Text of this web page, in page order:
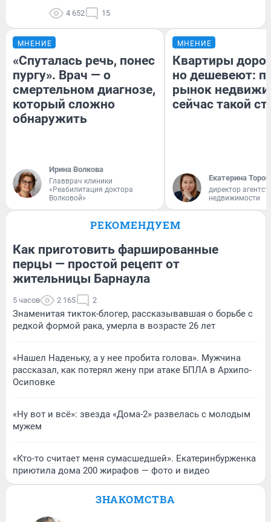
4 652 15
МНЕНИЕ
«Спуталась речь, понес
пургу». Врач — о
смертельном диагнозе,
который сложно
обнаружить
Ирина Волкова
Главврач клиники
«Реабилитация доктора
Волковой»
МНЕНИЕ
Квартиры
но дешевеют:
рынок
сейчас такой
Екатерина
директор
недвижимости
РЕКОМЕНДУЕМ
Как приготовить фаршированные
перцы — простой рецепт от
жительницы Барнаула
5 часов 2 165 2
Знаменитая тикток-блогер, рассказывавшая о борьбе с
редкой формой рака, умерла в возрасте 26 лет
«Нашел Наденьку, а у нее пробита голова». Мужчина
рассказал, как потерял жену при атаке БПЛА в Архипо-
Осиповке
«Ну вот и всё»: звезда «Дома-2» развелась с молодым
мужем
«Кто-то считает меня сумасшедшей». Екатеринбурженка
приютила дома 200 жирафов — фото и видео
ЗНАКОМСТВА